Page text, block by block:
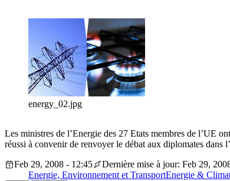
energy_02.jpg
Les ministres de l’Energie des 27 Etats membres de l’UE
réussi à convenir de renvoyer le débat aux diplomates dans
Feb 29, 2008 - 12:45
Dernière mise à jour: Feb 29,
Energie, Environnement et TransportEnergie &